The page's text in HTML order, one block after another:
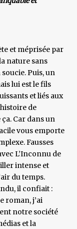
et méprisée par
nature sans
Puis, un
lui est le fils
et liés aux
de
Car dans un
vous emporte
Fausses
L’Inconnu de
intense et
du temps.
il confiait :
roman, j’ai
notre société
et la